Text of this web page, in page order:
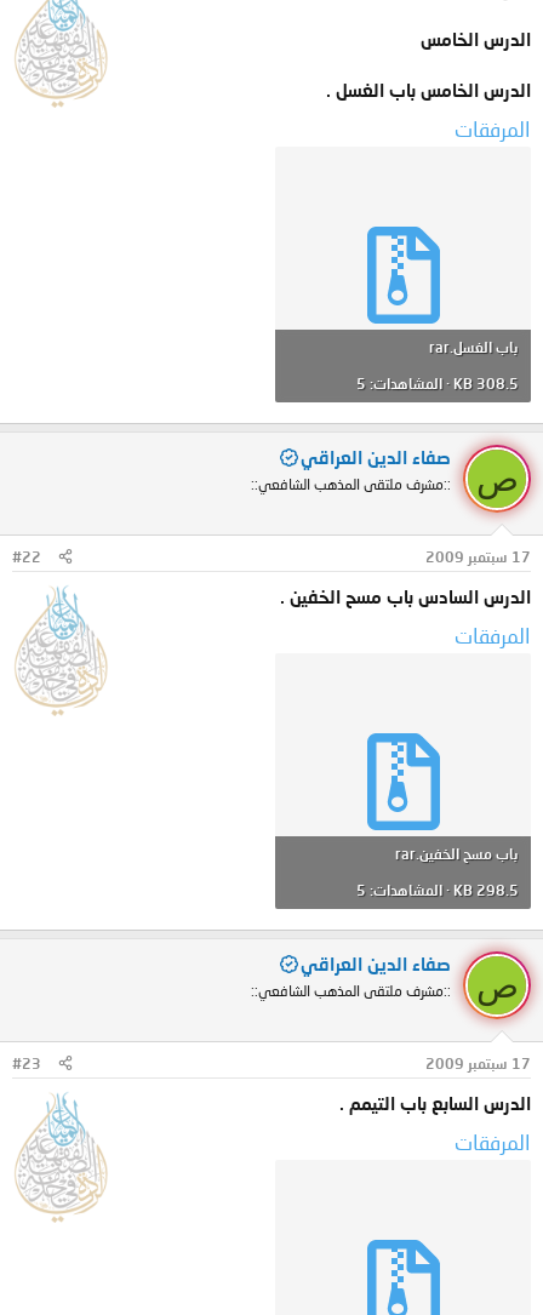
الدرس الخامس
الدرس الخامس باب الغسل .
المرفقات
باب الغسل.rar
308.5 KB · المشاهدات: 5
ص
صفاء الدين العراقي
::مشرف ملتقى المذهب الشافعي::
17 سبتمبر 2009 #22
الدرس السادس باب مسح الخفين .
المرفقات
باب مسح الخفين.rar
298.5 KB · المشاهدات: 5
ص
صفاء الدين العراقي
::مشرف ملتقى المذهب الشافعي::
17 سبتمبر 2009 #23
الدرس السابع باب التيمم .
المرفقات